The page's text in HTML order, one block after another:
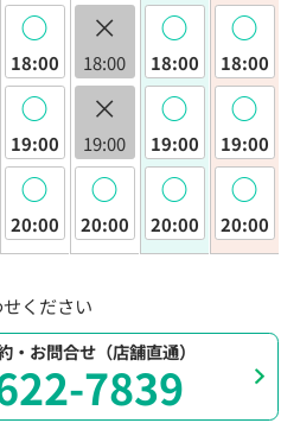
◯
18:00
◯
19:00
◯
20:00
×
18:00
×
19:00
◯
20:00
◯
18:00
◯
19:00
◯
20:00
◯
18:00
◯
19:00
◯
20:00
ください
・お問合せ（店舗直通）
7839